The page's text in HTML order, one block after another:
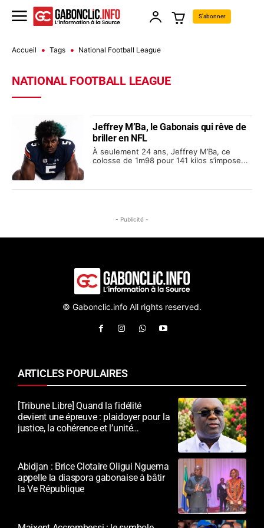
S'abonner
Accueil Tags National Football League
NATIONAL FOOTBALL LEAGUE
Jeffrey M’Ba, le Gabonais qui rêve de
briller en NFL
À seulement 24 ans, Jeffrey M’Ba, ce
colosse de 1m98 pour 141 kilos s’impose...
- Publicité -
© Gabonclic.info All rights reserved.
ARTICLES POPULAIRES
[Tribune Libre] Quand la fidélité
devient une épreuve : plaidoyer pour la
justice, la cohérence et l’unité
Abidjan : Brice Clotaire Oligui Nguema
appelle la diaspora gabonaise à bâtir
la Ve République